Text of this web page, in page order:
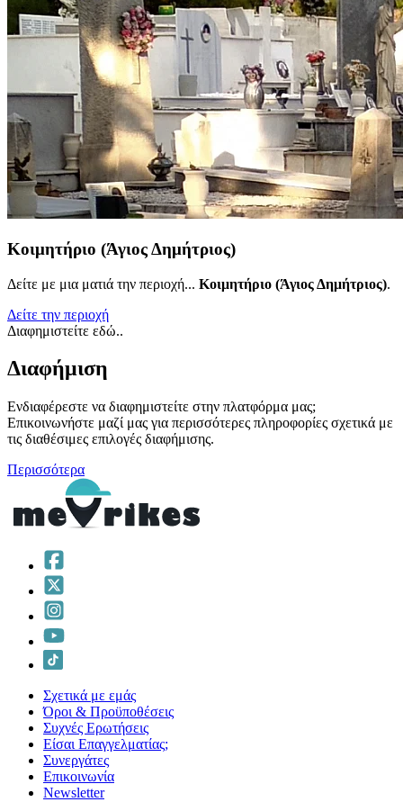
Κοιμητήριο (Άγιος Δημήτριος)
Δείτε με μια ματιά την περιοχή... Κοιμητήριο (Άγιος Δημήτριος).
Δείτε την περιοχή
Διαφημιστείτε εδώ..
Διαφήμιση
Ενδιαφέρεστε να διαφημιστείτε στην πλατφόρμα μας;
Επικοινωνήστε μαζί μας για περισσότερες πληροφορίες σχετικά με
τις διαθέσιμες επιλογές διαφήμισης.
Περισσότερα
Σχετικά με εμάς
Όροι & Προϋποθέσεις
Συχνές Ερωτήσεις
Είσαι Επαγγελματίας;
Συνεργάτες
Επικοινωνία
Νewsletter